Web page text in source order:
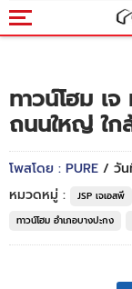
ทาวน์โฮม เ
ถนนใหญ่ ใก
โพสโดย : PURE / วัน
หมวดหมู่ :
JSP เจเอสพี
ทาวน์โฮม อำเภอบางปะกง